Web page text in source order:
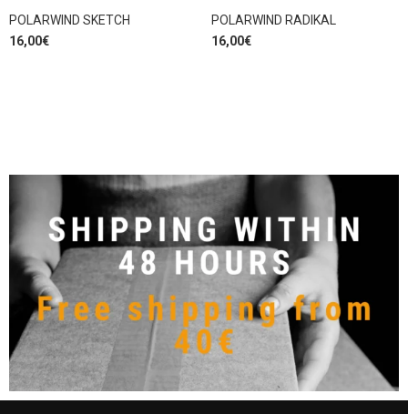
POLARWIND SKETCH
16,00€
POLARWIND RADIKAL
16,00€